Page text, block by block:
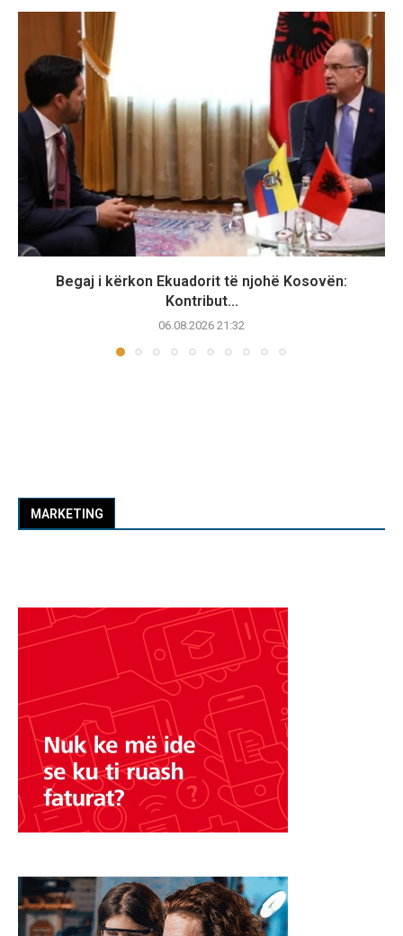
Begaj i kërkon Ekuadorit të njohë Kosovën:
Kontribut...
06.08.2026 21:32
MARKETING